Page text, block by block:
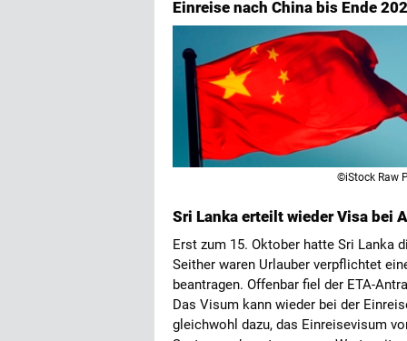
Einreise nach China bis Ende
©iStock Raw
Sri Lanka erteilt wieder Visa bei
Erst zum 15. Oktober hatte Sri Lanka
Seither waren Urlauber verpflichtet
beantragen. Offenbar fiel der ETA-
Das Visum kann wieder bei der
gleichwohl dazu, das Einreisevisum